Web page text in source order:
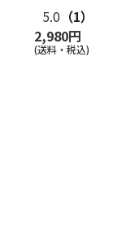
5.0 （1）
2,980円
(送料・税込)